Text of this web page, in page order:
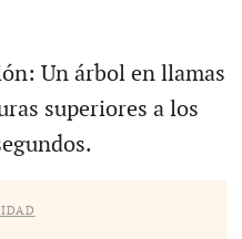
Un árbol en llamas
superiores a los